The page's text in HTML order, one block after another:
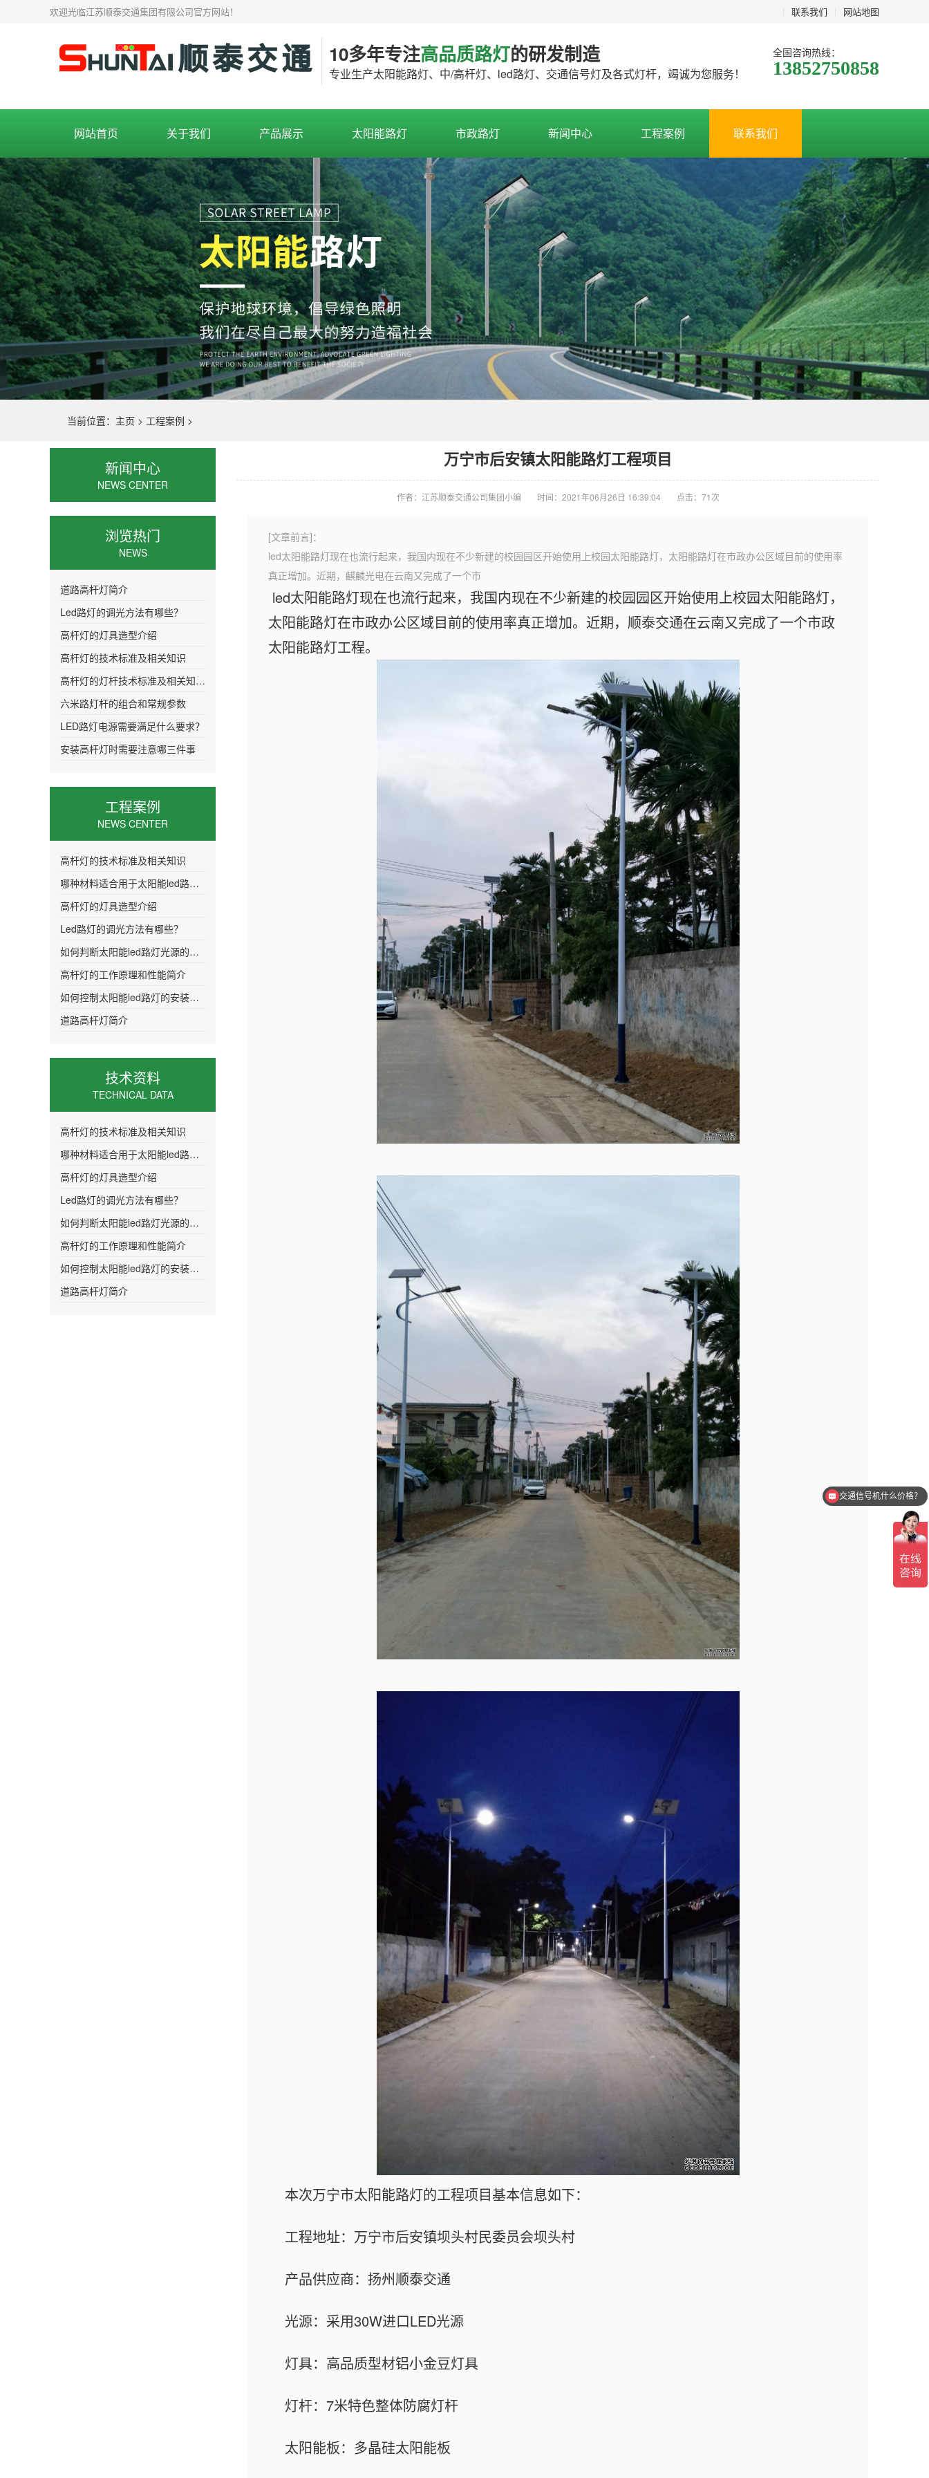
联系我们 网站地图
欢迎光临江苏顺泰交通集团有限公司官方网站！
10多年专注高品质路灯的研发制造
专业生产太阳能路灯、中/高杆灯、led路灯、交通信号灯及各式灯杆，竭诚为您服务！
全国咨询热线：
13852750858
网站首页 关于我们 产品展示 太阳能路灯 市政路灯 新闻中心 工程案例 联系我们
当前位置： 主页 > 工程案例 >
新闻中心
NEWS CENTER
浏览热门
NEWS
道路高杆灯简介
Led路灯的调光方法有哪些？
高杆灯的灯具造型介绍
高杆灯的技术标准及相关知识
高杆灯的灯杆技术标准及相关知识介绍
六米路灯杆的组合和常规参数
LED路灯电源需要满足什么要求？
安装高杆灯时需要注意哪三件事
工程案例
NEWS CENTER
高杆灯的技术标准及相关知识
哪种材料适合用于太阳能led路灯的灯头
高杆灯的灯具造型介绍
Led路灯的调光方法有哪些？
如何判断太阳能led路灯光源的质量
高杆灯的工作原理和性能简介
如何控制太阳能led路灯的安装距离更加合
道路高杆灯简介
技术资料
TECHNICAL DATA
高杆灯的技术标准及相关知识
哪种材料适合用于太阳能led路灯的灯头
高杆灯的灯具造型介绍
Led路灯的调光方法有哪些？
如何判断太阳能led路灯光源的质量
高杆灯的工作原理和性能简介
如何控制太阳能led路灯的安装距离更加合
道路高杆灯简介
万宁市后安镇太阳能路灯工程项目
作者：江苏顺泰交通公司集团小编 时间：2021年06月26日 16:39:04 点击： 71次
[文章前言]：
led太阳能路灯现在也流行起来，我国内现在不少新建的校园园区开始使用上校园太阳能路灯，太阳能路灯在市政办公区域目前的使用率
真正增加。近期，麒麟光电在云南又完成了一个市
led太阳能路灯现在也流行起来，我国内现在不少新建的校园园区开始使用上校园太阳能路灯，
太阳能路灯在市政办公区域目前的使用率真正增加。近期，顺泰交通在云南又完成了一个市政
太阳能路灯工程。
本次万宁市太阳能路灯的工程项目基本信息如下：
工程地址：万宁市后安镇坝头村民委员会坝头村
产品供应商：扬州顺泰交通
光源：采用30W进口LED光源
灯具：高品质型材铝小金豆灯具
灯杆：7米特色整体防腐灯杆
太阳能板：多晶硅太阳能板
交通信号机什么价格？